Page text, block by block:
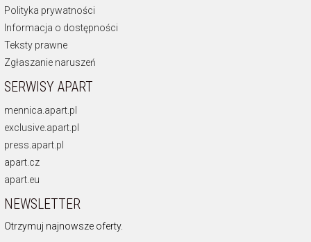
Polityka prywatności
Informacja o dostępności
Teksty prawne
Zgłaszanie naruszeń
SERWISY APART
mennica.apart.pl
exclusive.apart.pl
press.apart.pl
apart.cz
apart.eu
NEWSLETTER
Otrzymuj najnowsze oferty.